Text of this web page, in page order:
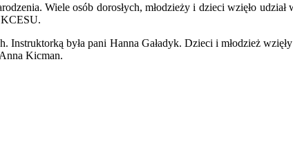
Wiele osób dorosłych, młodzieży i dzieci wzięło
była pani Hanna Gaładyk. Dzieci i młodzież
Kicman.